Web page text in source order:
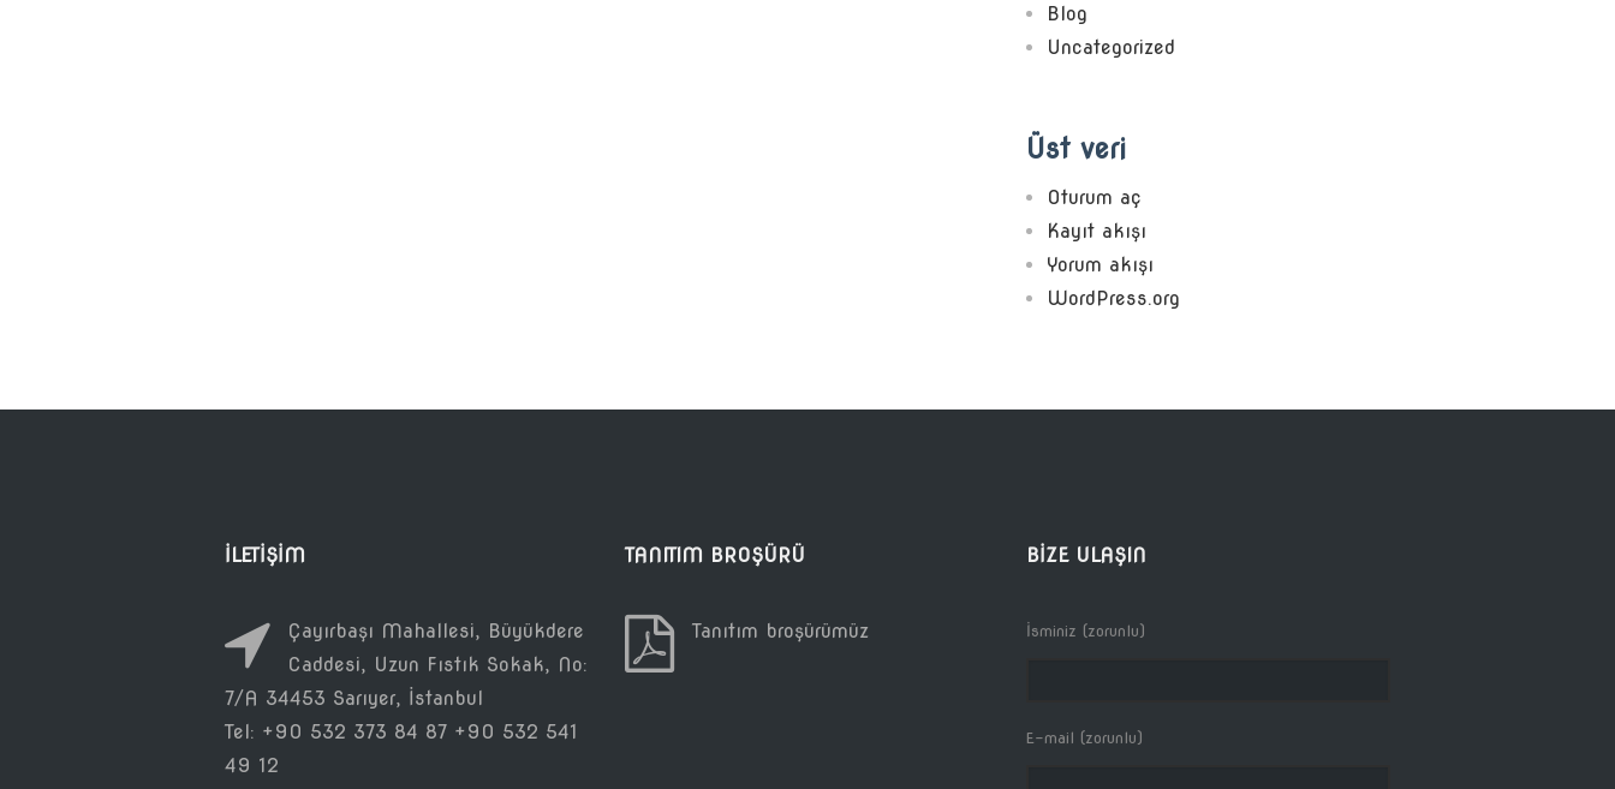
Blog
Uncategorized
Üst veri
Oturum aç
Kayıt akışı
Yorum akışı
WordPress.org
İLETIŞIM
Çayırbaşı Mahallesi, Büyükdere
Caddesi, Uzun Fıstık Sokak, No:
7/A 34453 Sarıyer, İstanbul
Tel: +90 532 373 84 87 +90 532 541
49 12
TANITIM BROŞÜRÜ
Tanıtım broşürümüz
BIZE ULAŞIN
İsminiz (zorunlu)
E-mail (zorunlu)